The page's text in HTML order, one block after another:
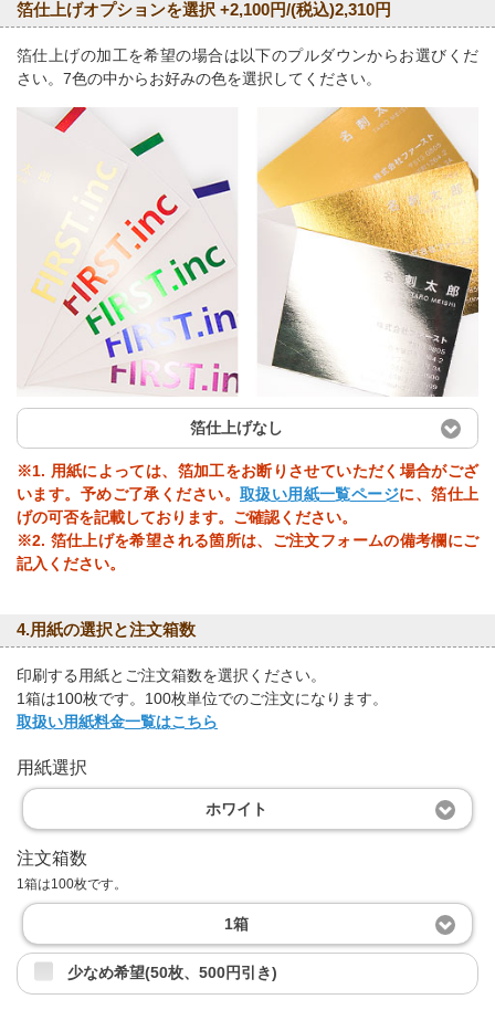
箔仕上げオプションを選択 +2,100円/(税込)2,310円
箔仕上げの加工を希望の場合は以下のプルダウンからお選びくだ
さい。7色の中からお好みの色を選択してください。
箔仕上げなし
※1. 用紙によっては、箔加工をお断りさせていただく場合がござ
います。予めご了承ください。 取扱い用紙一覧ページに、箔仕上
げの可否を記載しております。ご確認ください。
※2. 箔仕上げを希望される箇所は、ご注文フォームの備考欄にご
記入ください。
4.用紙の選択と注文箱数
印刷する用紙とご注文箱数を選択ください。
1箱は100枚です。100枚単位でのご注文になります。
取扱い用紙料金一覧はこちら
用紙選択
ホワイト
注文箱数
1箱は100枚です。
1箱
少なめ希望(50枚、500円引き)